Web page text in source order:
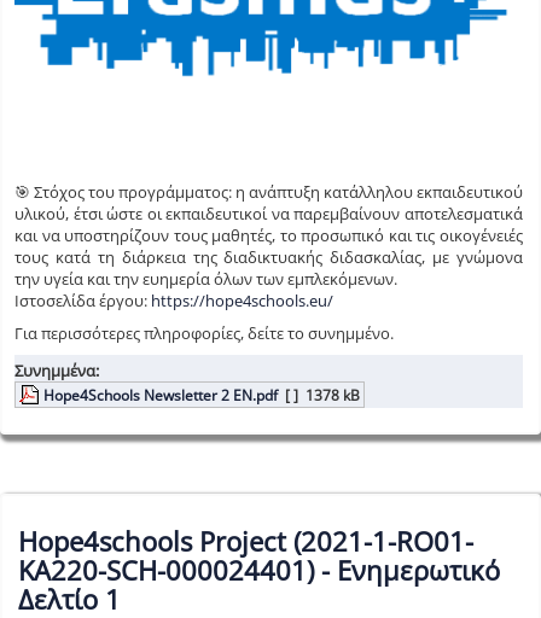
🎯 Στόχος του προγράμματος: η ανάπτυξη κατάλληλου εκπαιδευτικού
υλικού, έτσι ώστε οι εκπαιδευτικοί να παρεμβαίνουν αποτελεσματικά
και να υποστηρίζουν τους μαθητές, το προσωπικό και τις οικογένειές
τους κατά τη διάρκεια της διαδικτυακής διδασκαλίας, με γνώμονα
την υγεία και την ευημερία όλων των εμπλεκόμενων.
Ιστοσελίδα έργου: https://hope4schools.eu/
Για περισσότερες πληροφορίες, δείτε το συνημμένο.
Συνημμένα:
Hope4Schools Newsletter 2 EN.pdf [ ] 1378 kB
Hope4schools Project (2021-1-RO01-
KA220-SCH-000024401) - Ενημερωτικό
Δελτίο 1